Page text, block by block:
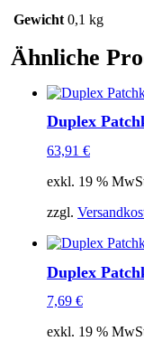
Gewicht 0,1 kg
Ähnliche
Duplex
63,91 €
exkl. 19 %
zzgl.
Duplex
7,69 €
exkl. 19 %